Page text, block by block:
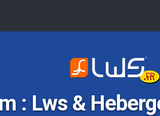
: Lws &